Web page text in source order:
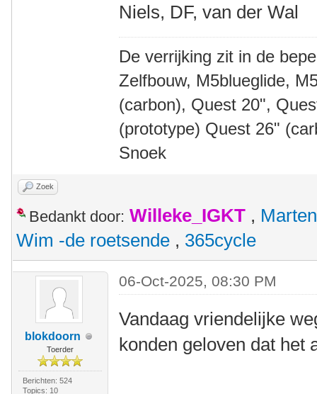
Niels, DF, van der Wal
De verrijking zit in de
Zelfbouw, M5blueglide,
(carbon), Quest 20",
(prototype) Quest 26"
Snoek
Zoek
Bedankt door: Willeke_IGKT , Marten
Wim -de roetsende , 365cycle
blokdoorn
Toerder
Berichten: 524
Topics: 10
06-Oct-2025, 08:30 PM
Vandaag vriendelijke
konden geloven dat